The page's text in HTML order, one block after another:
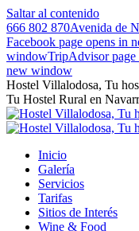
Saltar al contenido
666 802 870Avenida de
Facebook page opens in
windowTripAdvisor
new window
Hostel Villalodosa, Tu
Tu Hostel Rural en
Inicio
Galería
Servicios
Tarifas
Sitios de Interés
Wine & Food